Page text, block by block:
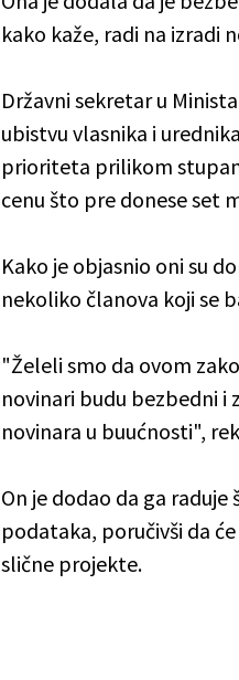
kako kaže, radi na izradi
Državni sekretar u
ubistvu vlasnika i
prioriteta prilikom
cenu što pre donese set
Kako je objasnio oni su
nekoliko članova koji se
"Želeli smo da ovom
novinari budu bezbedni i
novinara u buućnosti",
On je dodao da ga
podataka, poručivši da
slične projekte.